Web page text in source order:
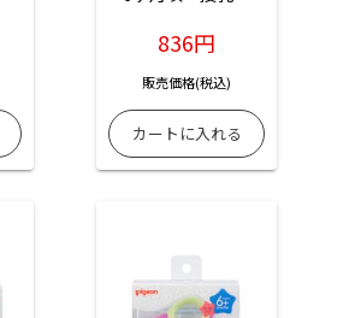
836円
販売価格(税込)